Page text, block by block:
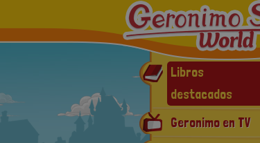
Libros
destacados
Geronimo en TV